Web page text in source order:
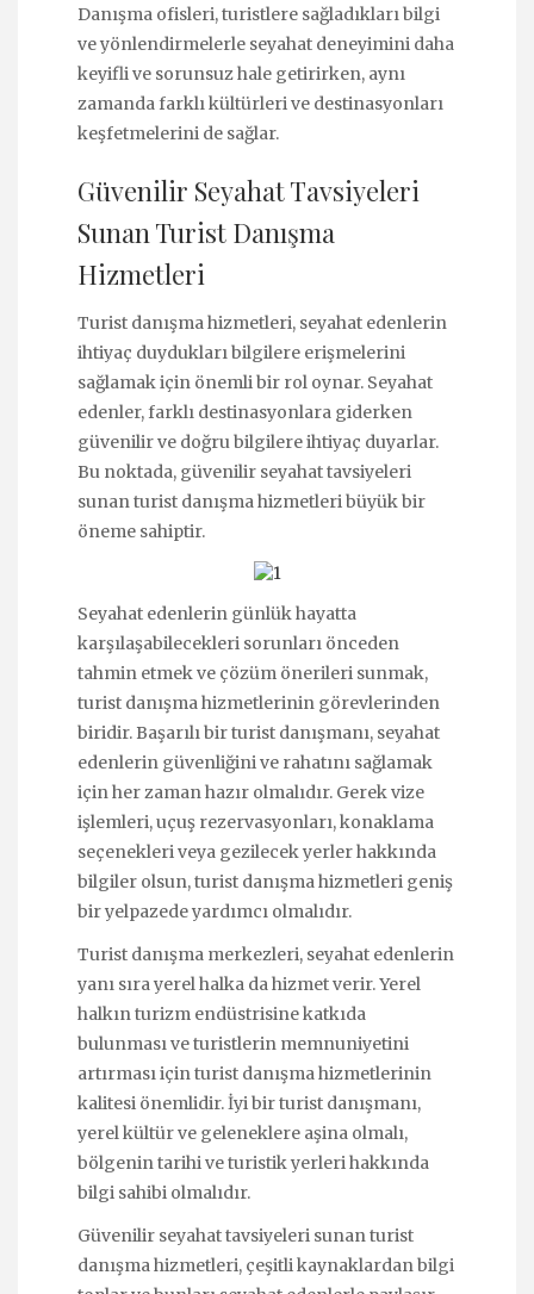
Danışma ofisleri, turistlere sağladıkları bilgi
ve yönlendirmelerle seyahat deneyimini daha
keyifli ve sorunsuz hale getirirken, aynı
zamanda farklı kültürleri ve destinasyonları
keşfetmelerini de sağlar.
Güvenilir Seyahat Tavsiyeleri
Sunan Turist Danışma
Hizmetleri
Turist danışma hizmetleri, seyahat edenlerin
ihtiyaç duydukları bilgilere erişmelerini
sağlamak için önemli bir rol oynar. Seyahat
edenler, farklı destinasyonlara giderken
güvenilir ve doğru bilgilere ihtiyaç duyarlar.
Bu noktada, güvenilir seyahat tavsiyeleri
sunan turist danışma hizmetleri büyük bir
öneme sahiptir.
Seyahat edenlerin günlük hayatta
karşılaşabilecekleri sorunları önceden
tahmin etmek ve çözüm önerileri sunmak,
turist danışma hizmetlerinin görevlerinden
biridir. Başarılı bir turist danışmanı, seyahat
edenlerin güvenliğini ve rahatını sağlamak
için her zaman hazır olmalıdır. Gerek vize
işlemleri, uçuş rezervasyonları, konaklama
seçenekleri veya gezilecek yerler hakkında
bilgiler olsun, turist danışma hizmetleri geniş
bir yelpazede yardımcı olmalıdır.
Turist danışma merkezleri, seyahat edenlerin
yanı sıra yerel halka da hizmet verir. Yerel
halkın turizm endüstrisine katkıda
bulunması ve turistlerin memnuniyetini
artırması için turist danışma hizmetlerinin
kalitesi önemlidir. İyi bir turist danışmanı,
yerel kültür ve geleneklere aşina olmalı,
bölgenin tarihi ve turistik yerleri hakkında
bilgi sahibi olmalıdır.
Güvenilir seyahat tavsiyeleri sunan turist
danışma hizmetleri, çeşitli kaynaklardan bilgi